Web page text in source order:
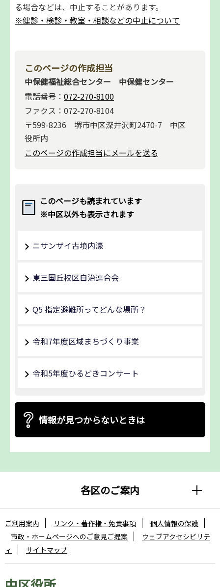
る場合などは、中止することがあります。
※健診・検診・教室・相談などの中止について
このページの作成担当
中保健福祉総合センター 中保健センター
電話番号： 072-270-8100
ファクス：072-270-8104
〒599-8236 堺市中区深井沢町2470-7 中区
役所内
このページの作成担当にメールを送る
このページも読まれています
※中区以外も表示されます
ニサンザイ古墳内濠
東三国丘校区自治連合会
Q5 指定避難所ってどんな場所？
令和7年度区域まちづくり事業
令和5年度ひるどきコンサート
情報が見つからないときは
各区のご案内
ご利用案内 リンク・著作権・免責事項
個人情報の保護
市政・ホームページへのご意見ご提案
ウェブアクセシビリテ
ィ
サイトマップ